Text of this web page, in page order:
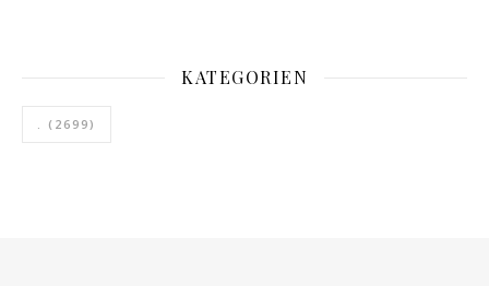
KATEGORIEN
. (2699)